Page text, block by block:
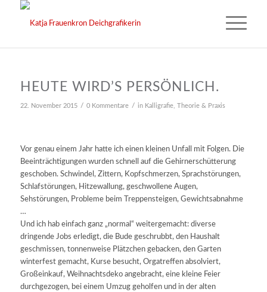
HEUTE WIRD’S PERSÖNLICH.
22. November 2015 / 0 Kommentare / in Kalligrafie, Theorie & Praxis
Vor genau einem Jahr hatte ich einen kleinen Unfall mit Folgen. Die
Beeinträchtigungen wurden schnell auf die Gehirnerschütterung
geschoben. Schwindel, Zittern, Kopfschmerzen, Sprachstörungen,
Schlafstörungen, Hitzewallung, geschwollene Augen,
Sehstörungen, Probleme beim Treppensteigen, Gewichtsabnahme
…
Und ich hab einfach ganz „normal“ weitergemacht: diverse
dringende Jobs erledigt, die Bude geschrubbt, den Haushalt
geschmissen, tonnenweise Plätzchen gebacken, den Garten
winterfest gemacht, Kurse besucht, Orgatreffen absolviert,
Großeinkauf, Weihnachtsdeko angebracht, eine kleine Feier
durchgezogen, bei einem Umzug geholfen und in der alten